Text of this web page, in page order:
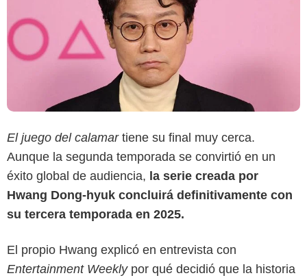
El juego del calamar tiene su final muy cerca.
Aunque la segunda temporada se convirtió en un
éxito global de audiencia, la serie creada por
Hwang Dong-hyuk concluirá definitivamente con
su tercera temporada en 2025.
El propio Hwang explicó en entrevista con
Entertainment Weeklypor qué decidió que la historia
Koimoi